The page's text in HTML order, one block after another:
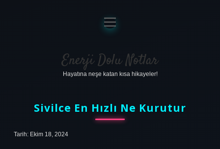
Anasayfa
Gizlilik Politikası
Yasal Uyarı
menüyü
aç
Enerji Dolu Notlar
Hayatına neşe katan kısa hikayeler!
Sivilce En Hızlı Ne Kurutur
Tarih: Ekim 18, 2024